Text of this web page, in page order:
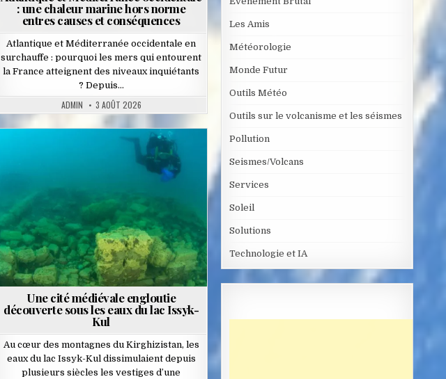
: une chaleur marine hors norme
entres causes et conséquences
Atlantique et Méditerranée occidentale en
surchauffe : pourquoi les mers qui entourent
la France atteignent des niveaux inquiétants
? Depuis…
ADMIN 3 AOÛT 2026
Une cité médiévale engloutie
découverte sous les eaux du lac Issyk-
Kul
Au cœur des montagnes du Kirghizistan, les
eaux du lac Issyk-Kul dissimulaient depuis
plusieurs siècles les vestiges d’une
Les Amis
Météorologie
Monde Futur
Outils Météo
Outils sur le volcanisme et les séismes
Pollution
Seismes/Volcans
Services
Soleil
Solutions
Technologie et IA